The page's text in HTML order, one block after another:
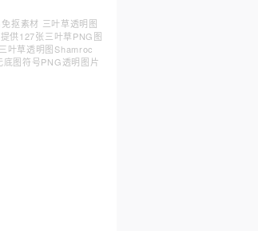
抠素材 三叶草透明图
供127张三叶草PNG图
叶草透明图Shamroc
图符号PNG透明图片